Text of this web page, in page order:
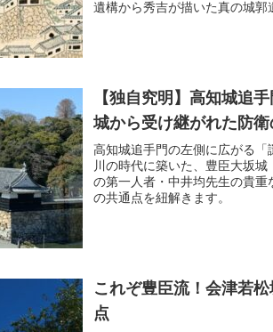
遺構から秀吉が描いた真の城郭
【独自究明】高知城追
城から受け継がれた防
高知城追手門の左側に広がる
川の時代に築いた、豊臣大坂
の第一人者・中井均先生の貴
の共通点を紐解きます。
これぞ豊臣流！会津若
点